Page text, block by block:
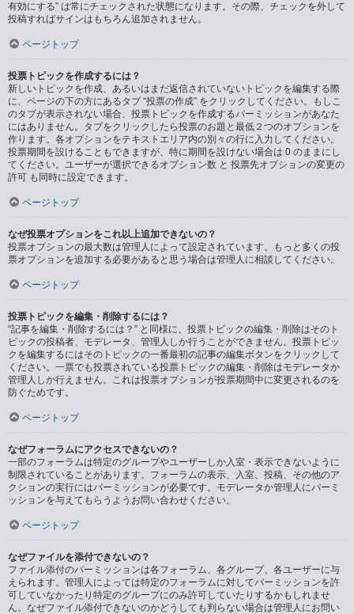
有効にする” は常にチェックされた状態になります。その際、チェックを外して
投稿すればサインはもちろん追加されません。
ページトップ
投票トピックを作成するには？
新しいトピックを作成、あるいはまだ返信されていないトピックを編集する際
に、ページの下の方にあるタブ “投票の作成” をクリックしてください。もしこ
のタブが表示されない場合、投票トピックを作成するパーミッションがあなた
にはありません。タブをクリックしたら投票のお題と最低２つのオプションを
作ります。各オプションをテキストエリア内の別々の行に入力してください。
投票期間を設けることもできますが、特に期間を設けない場合は 0 のままにし
てください。ユーザーが選択できるオプション数 と 投票先オプションの変更の
許可 も同時に設定できます。
ページトップ
なぜ投票オプションをこれ以上追加できないの？
投票オプションの最大数は管理人によって設定されています。もっと多くの投
票オプションを追加する必要があると思う場合は管理人に相談してください。
ページトップ
投票トピックを編集・削除するには？
“記事を編集・削除するには？” と同様に、投票トピックの編集・削除はそのト
ピックの投稿者、モデレータ、管理人しか行うことができません。投票トピッ
クを編集するにはそのトピックの一番最初の記事の編集ボタンをクリックして
ください。一票でも投票されている投票トピックの編集・削除はモデレータか
管理人しか行えません。これは投票オプションが投票期間中に変更されるのを
防ぐためです。
ページトップ
なぜフォーラムにアクセスできないの？
一部のフォーラムは特定のグループやユーザーしか入室・表示できないように
制限されていることがあります。フォーラムの表示、入室、投稿、その他のア
クションの実行にはパーミッションが必要です。モデレータか管理人にパーミ
ッションを与えてもらうようお問い合わせください。
ページトップ
なぜファイルを添付できないの？
ファイル添付のパーミッションは各フォーラム、各グループ、各ユーザーに与
えられます。管理人によっては特定のフォーラムに対してパーミッションを許
可していなかったり特定のグループにのみ許可していたりするかもしれませ
ん。なぜファイル添付できないのかどうしても判らない場合は管理人にお問い